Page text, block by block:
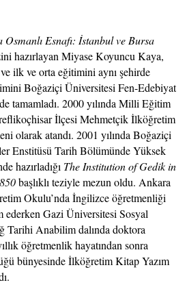
Osmanlı Esnafı: İstanbul ve Bursa
hazırlayan Miyase Koyuncu Kaya,
ilk ve orta eğitimini aynı şehirde
Boğaziçi Üniversitesi Fen-Edebiyat
tamamladı. 2000 yılında Milli Eğitim
İlçesi Mehmetçik İlköğretim
olarak atandı. 2001 yılında Boğaziçi
Enstitüsü Tarih Bölümünde Yüksek
hazırladığı The Institution of Gedik in
başlıklı teziyle mezun oldu. Ankara
Okulu’nda İngilizce öğretmenliği
ederken Gazi Üniversitesi Sosyal
Tarihi Anabilim dalında doktora
öğretmenlik hayatından sonra
bünyesinde İlköğretim Kitap Yazım